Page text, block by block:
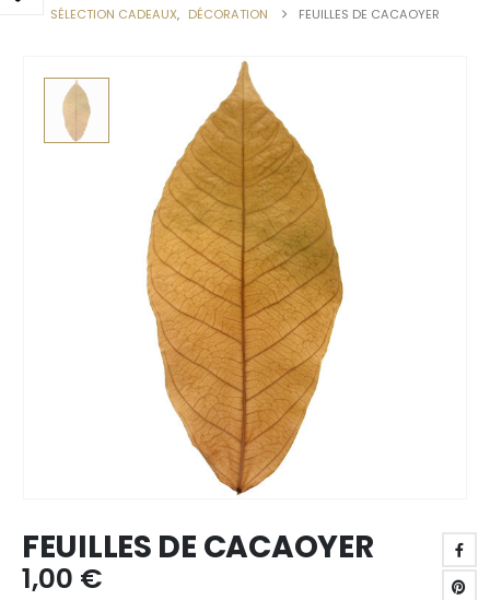
SÉLECTION CADEAUX, DÉCORATION FEUILLES DE CACAOYER
FEUILLES DE CACAOYER
1,00 €